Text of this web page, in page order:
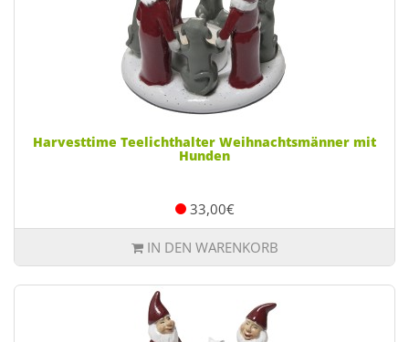
Harvesttime Teelichthalter Weihnachtsmänner mit
Hunden
33,00€
IN DEN WARENKORB